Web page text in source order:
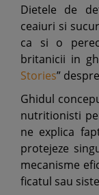
Dietele de
ceaiuri si
ca si o
britanicii in
Stories”
Ghidul
nutritionisti
ne explica
protejeze
mecanisme
ficatul sau